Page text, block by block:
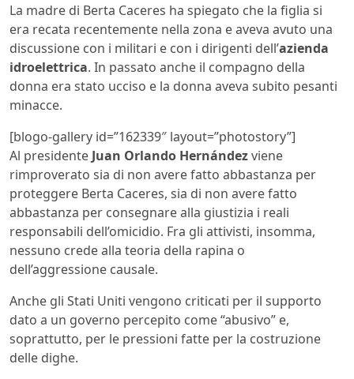
La madre di Berta Caceres ha spiegato che la figlia si
era recata recentemente nella zona e aveva avuto una
discussione con i militari e con i dirigenti dell’azienda
idroelettrica. In passato anche il compagno della
donna era stato ucciso e la donna aveva subito pesanti
minacce.
[blogo-gallery id=”162339″ layout=”photostory”]
Al presidente Juan Orlando Hernándezviene
rimproverato sia di non avere fatto abbastanza per
proteggere Berta Caceres, sia di non avere fatto
abbastanza per consegnare alla giustizia i reali
responsabili dell’omicidio. Fra gli attivisti, insomma,
nessuno crede alla teoria della rapina o
dell’aggressione causale.
Anche gli Stati Uniti vengono criticati per il supporto
dato a un governo percepito come “abusivo” e,
soprattutto, per le pressioni fatte per la costruzione
delle dighe.